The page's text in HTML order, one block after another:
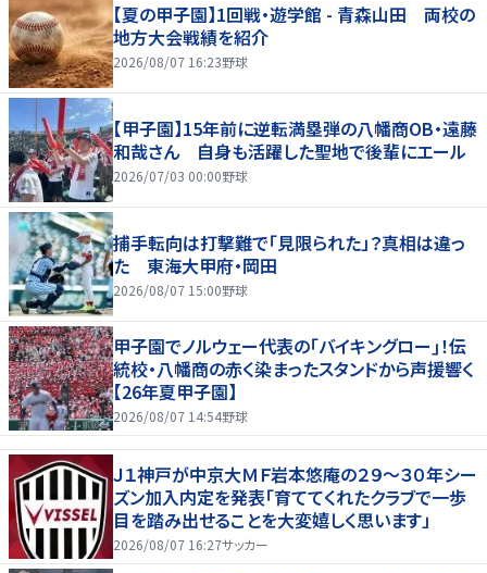
【夏の甲子園】1回戦・遊学館 - 青森山田 両校の
地方大会戦績を紹介
2026/08/07 16:23野球
【甲子園】15年前に逆転満塁弾の八幡商OB・遠藤
和哉さん 自身も活躍した聖地で後輩にエール
2026/07/03 00:00野球
捕手転向は打撃難で「見限られた」？真相は違っ
た 東海大甲府・岡田
2026/08/07 15:00野球
甲子園でノルウェー代表の｢バイキングロー｣！伝
統校・八幡商の赤く染まったスタンドから声援響く
【26年夏甲子園】
2026/08/07 14:54野球
Ｊ１神戸が中京大ＭＦ岩本悠庵の２９～３０年シー
ズン加入内定を発表「育ててくれたクラブで一歩
目を踏み出せることを大変嬉しく思います」
2026/08/07 16:27サッカー